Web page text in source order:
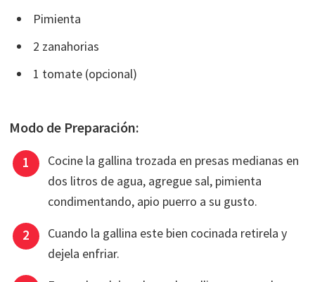
Pimienta
2 zanahorias
1 tomate (opcional)
Modo de Preparación:
Cocine la gallina trozada en presas medianas en
dos litros de agua, agregue sal, pimienta
condimentando, apio puerro a su gusto.
Cuando la gallina este bien cocinada retirela y
dejela enfriar.